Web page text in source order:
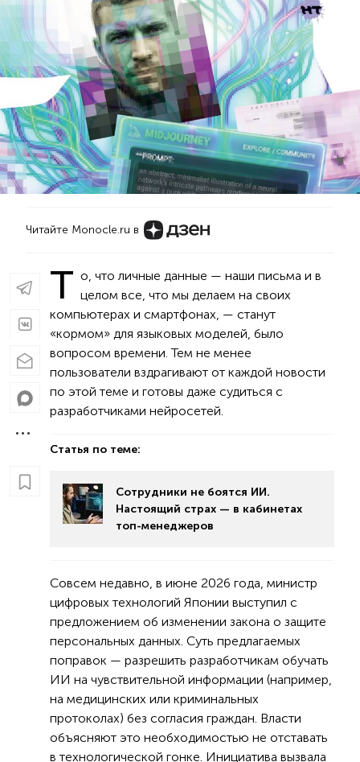
Читайте Monocle.ru в
Т о, что личные данные — наши письма и в
целом все, что мы делаем на своих
компьютерах и смартфонах, — станут
«кормом» для языковых моделей, было
вопросом времени. Тем не менее
пользователи вздрагивают от каждой новости
по этой теме и готовы даже судиться с
разработчиками нейросетей.
Статья по теме:
Сотрудники не боятся ИИ.
Настоящий страх — в кабинетах
топ-менеджеров
Совсем недавно, в июне 2026 года, министр
цифровых технологий Японии выступил с
предложением об изменении закона о защите
персональных данных. Суть предлагаемых
поправок — разрешить разработчикам обучать
ИИ на чувствительной информации (например,
на медицинских или криминальных
протоколах) без согласия граждан. Власти
объясняют это необходимостью не отставать
в технологической гонке. Инициатива вызвала